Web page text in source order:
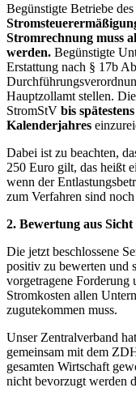
Begünstigte Betriebe
Stromrechnung muss
werden. Begünstigte
Erstattung nach § 17b
Hauptzollamt stellen.
StromStV bis
Kalenderjahres
Dabei ist zu beachten,
250 Euro gilt, das heißt
wenn der
zum Verfahren sind
2. Bewertung aus
Die jetzt beschlossene
positiv zu bewerten und
vorgetragene Forderung
Stromkosten allen
zugutekommen muss.
Unser Zentralverband
gemeinsam mit dem
gesamten Wirtschaft
nicht bevorzugt werden